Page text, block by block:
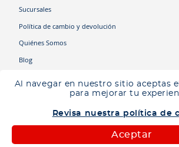
Al navegar en nuestro sitio aceptas
para mejorar tu
Revisa nuestra política de
Aceptar
Ingresa tu ubicación para ver los productos
Sucursales
Política de cambio y devolución
Quiénes Somos
Blog